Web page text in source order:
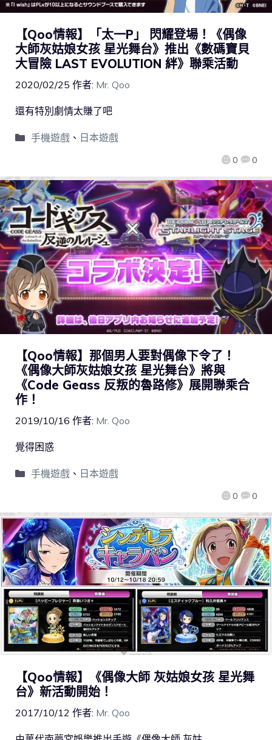
【Qoo情報】「太一P」 閃耀登場！《偶像
大師灰姑娘女孩 星光舞台》推出《數碼寶貝
大冒險 LAST EVOLUTION 絆》聯乘活動
2020/02/25 作者: Mr. Qoo
0 0
還有特別劇情太賺了吧
手機遊戲、 日本遊戲
【Qoo情報】那個男人要對偶像下令了！
《偶像大師灰姑娘女孩 星光舞台》將與
《Code Geass 反叛的魯路修》展開聯乘合
作！
2019/10/16 作者: Mr. Qoo
0 0
覺得困惑
手機遊戲、 日本遊戲
【Qoo情報】《偶像大師 灰姑娘女孩 星光舞
台》新活動開始！
2017/10/12 作者: Mr. Qoo